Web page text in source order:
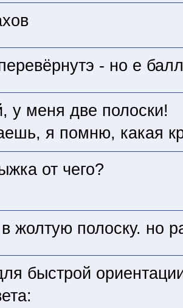
- но е
у меня две полоски!
я помню, какая
от чего?
жолтую полоску. но
быстрой